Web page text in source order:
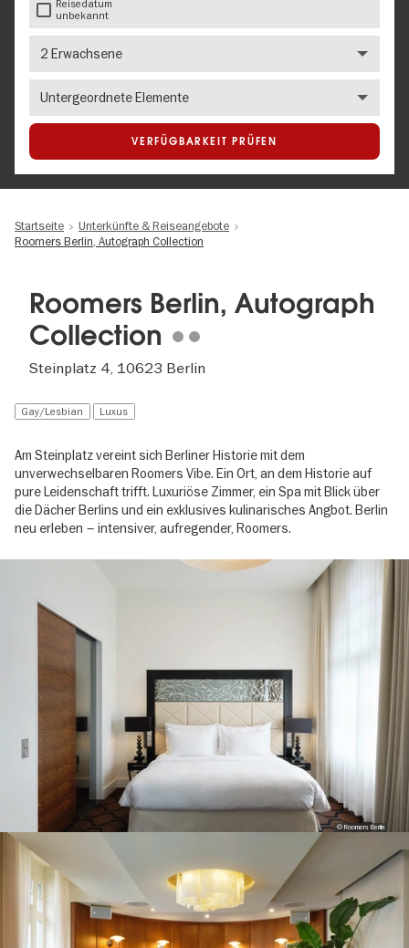
Reisedatum
unbekannt
Erwachsene
children
VERFÜGBARKEIT PRÜFEN
Startseite
Unterkünfte & Reiseangebote
Roomers Berlin, Autograph Collection
Roomers Berlin, Autograph
Collection
Steinplatz 4, 10623 Berlin
Gay/Lesbian Luxus
Am Steinplatz vereint sich Berliner Historie mit dem
unverwechselbaren Roomers Vibe. Ein Ort, an dem Historie auf
pure Leidenschaft trifft. Luxuriöse Zimmer, ein Spa mit Blick über
die Dächer Berlins und ein exklusives kulinarisches Angbot. Berlin
neu erleben – intensiver, aufregender, Roomers.
© Roomers Berlin